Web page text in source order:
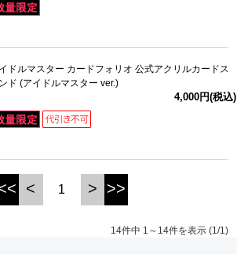
ドルマスター カードフォリオ 公式アクリルカードス
ド (アイドルマスター ver.)
4,000円(税込)
< 1 > >>
14件中 1～14件を表示 (1/1)